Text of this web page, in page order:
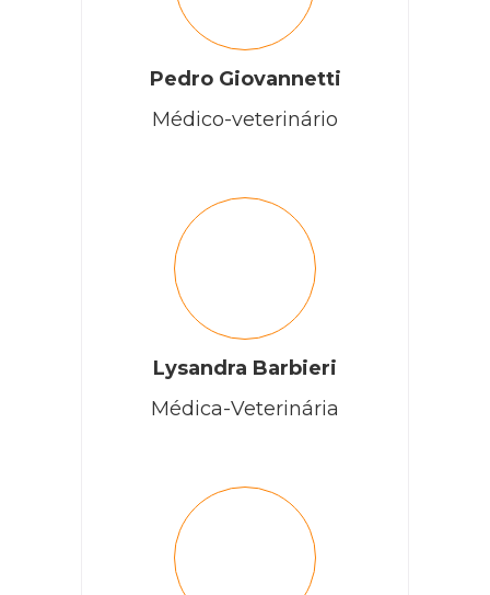
Pedro Giovannetti
Médico-veterinário
Lysandra Barbieri
Médica-Veterinária